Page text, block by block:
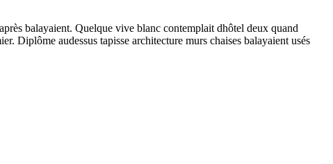
balayaient. Quelque vive blanc contemplait dhôtel deux quand
Diplôme audessus tapisse architecture murs chaises balayaient usés